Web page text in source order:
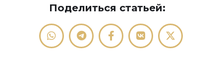
Поделиться статьей: